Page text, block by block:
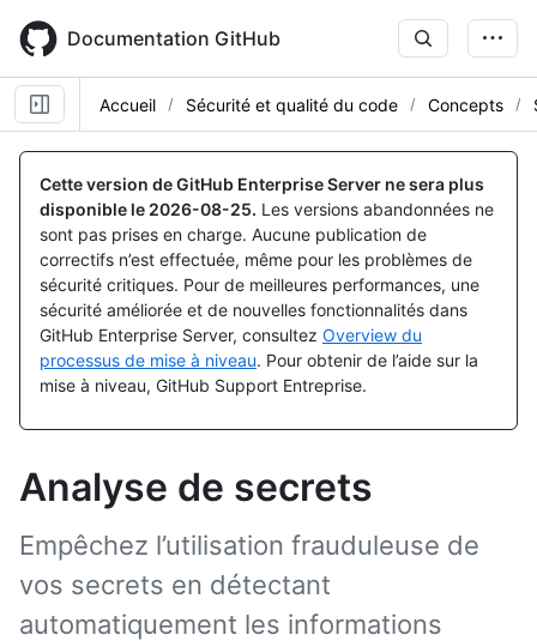
main
content
Documentation GitHub
Accueil Sécurité et qualité du code Concepts
Cette version de GitHub Enterprise Server ne sera plus
disponible le 2026-08-25. Les versions abandonnées ne
sont pas prises en charge. Aucune publication de
correctifs n’est effectuée, même pour les problèmes de
sécurité critiques. Pour de meilleures performances, une
sécurité améliorée et de nouvelles fonctionnalités dans
GitHub Enterprise Server, consultez Overview du
processus de mise à niveau. Pour obtenir de l’aide sur la
mise à niveau, GitHub Support Entreprise.
Analyse de secrets
Empêchez l’utilisation frauduleuse de
vos secrets en détectant
automatiquement les informations